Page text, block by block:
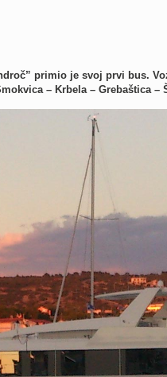
primio je svoj prvi bus.
– Krbela – Grebaštica –